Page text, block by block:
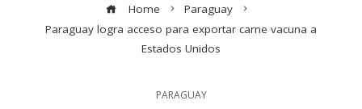
Home
Paraguay
Paraguay logra acceso para exportar carne vacuna a
Estados Unidos
PARAGUAY